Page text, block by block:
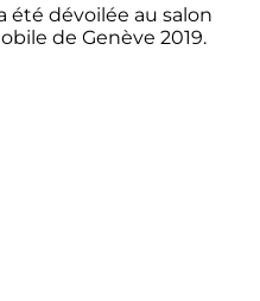
été dévoilée au salon
de Genève 2019.